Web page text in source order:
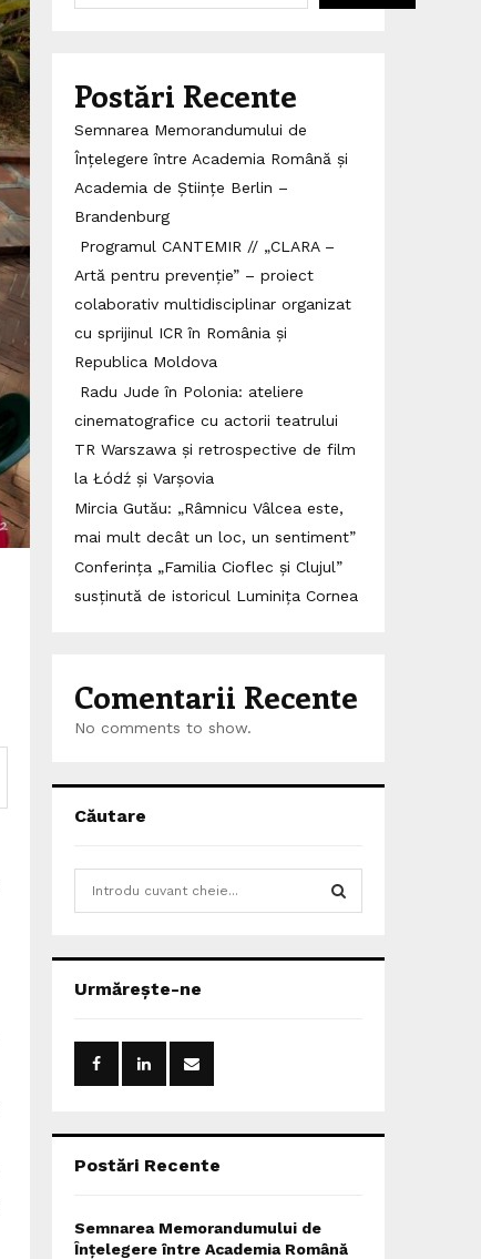
Postări Recente
Semnarea Memorandumului de
Înțelegere între Academia Română și
Academia de Științe Berlin –
Brandenburg
Programul CANTEMIR // „CLARA –
Artă pentru prevenție” – proiect
colaborativ multidisciplinar organizat
cu sprijinul ICR în România și
Republica Moldova
Radu Jude în Polonia: ateliere
cinematografice cu actorii teatrului
TR Warszawa și retrospective de film
la Łódź și Varșovia
Mircia Gutău: „Râmnicu Vâlcea este,
mai mult decât un loc, un sentiment”
Conferința „Familia Cioflec și Clujul”
susținută de istoricul Luminița Cornea
Comentarii Recente
No comments to show.
Căutare
h
o
:
Urmărește-ne
Postări Recente
Semnarea Memorandumului de
Înțelegere între Academia Română